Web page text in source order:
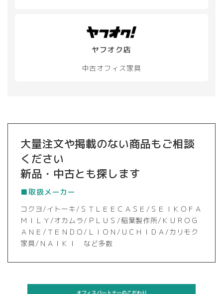
ヤフオク店
中古オフィス家具
大量注文や掲載のない商品もご相談
ください
新品・中古とも探します
■取扱メーカー
コクヨ/イトーキ/ＳＴＬＥＥＣＡＳＥ/ＳＥＩＫＯＦＡ
ＭＩＬＹ/オカムラ/ＰＬＵＳ/稲葉製作所/ＫＵＲＯＧ
ＡＮＥ/ＴＥＮＤＯ/ＬＩＯＮ/ＵＣＨＩＤＡ/カリモク
家具/ＮＡＩＫＩ など多数